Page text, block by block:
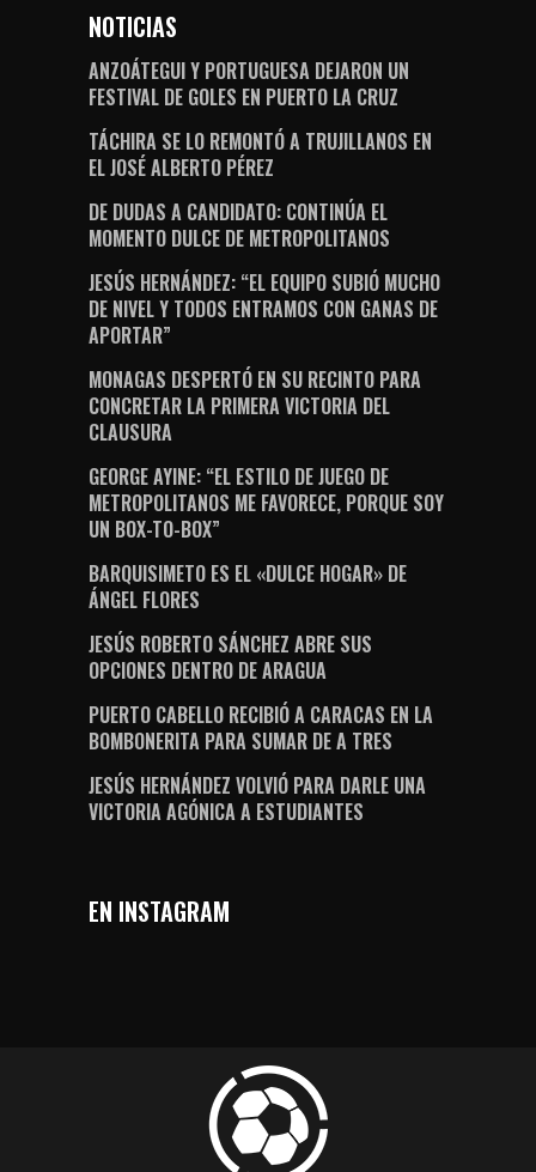
NOTICIAS
ANZOÁTEGUI Y PORTUGUESA DEJARON UN
FESTIVAL DE GOLES EN PUERTO LA CRUZ
TÁCHIRA SE LO REMONTÓ A TRUJILLANOS EN
EL JOSÉ ALBERTO PÉREZ
DE DUDAS A CANDIDATO: CONTINÚA EL
MOMENTO DULCE DE METROPOLITANOS
JESÚS HERNÁNDEZ: “EL EQUIPO SUBIÓ MUCHO
DE NIVEL Y TODOS ENTRAMOS CON GANAS DE
APORTAR”
MONAGAS DESPERTÓ EN SU RECINTO PARA
CONCRETAR LA PRIMERA VICTORIA DEL
CLAUSURA
GEORGE AYINE: “EL ESTILO DE JUEGO DE
METROPOLITANOS ME FAVORECE, PORQUE SOY
UN BOX-TO-BOX”
BARQUISIMETO ES EL «DULCE HOGAR» DE
ÁNGEL FLORES
JESÚS ROBERTO SÁNCHEZ ABRE SUS
OPCIONES DENTRO DE ARAGUA
PUERTO CABELLO RECIBIÓ A CARACAS EN LA
BOMBONERITA PARA SUMAR DE A TRES
JESÚS HERNÁNDEZ VOLVIÓ PARA DARLE UNA
VICTORIA AGÓNICA A ESTUDIANTES
EN INSTAGRAM